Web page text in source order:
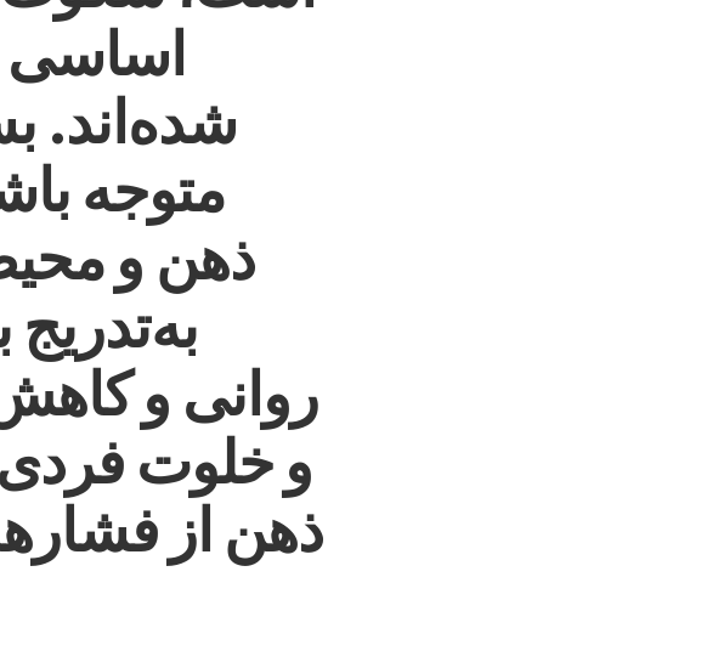
اساسی
شده‌اند.
متوجه
ذهن و
روانی و
و خلوت
ذهن از